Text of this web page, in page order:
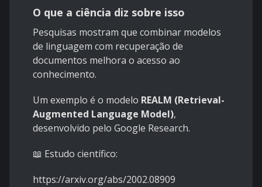
O que a ciência diz sobre isso
Pesquisas mostram que combinar modelos
de linguagem com recuperação de
documentos melhora o acesso ao
conhecimento.
Um exemplo é o modelo REALM (Retrieval-
Augmented Language Model),
desenvolvido pelo Google Research.
📖 Estudo científico:
https://arxiv.org/abs/2002.08909